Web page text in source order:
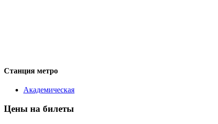
Станция метро
Академическая
Цены на билеты